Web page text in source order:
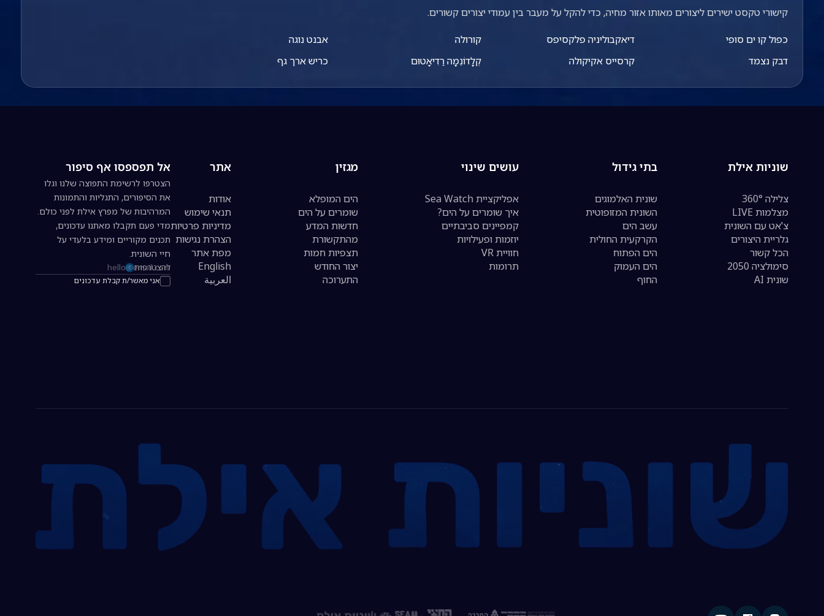
קישורי טקסט ישירים ליצורים מאותו אזור מחיה, כדי להקל על מעבר בין עמודי יצורים קשורים.
כפול קו ים סופי
דבק נצמד
דיאקבוליניה פלקסיפס
קרסייס אקיקולה
קורולה
קְלָדוֹנֵמָה רַדִיאָטוּם
אבנט נוגה
כריש ארך גף
שוניות אילת
צלילה 360°
מצלמות LIVE
צ'אט עם השונית
גלריית היצורים
הכל קשור
סימולציה 2050
שונית AI
בתי גידול
שונית האלמוגים
השונית המזופוטית
עשב הים
הקרקעית החולית
הים הפתוח
הים העמוק
החוף
עושים שינוי
אפליקציית Sea Watch
איך שומרים על הים?
קמפיינים סביבתיים
יוזמות ופעילויות
חוויית VR
תרומות
מגזין
הים המופלא
שומרים על הים
חדשות המדע
מהתקשורת
תצפיות חמות
יצור החודש
התערוכה
אתר
אודות
תנאי שימוש
מדיניות פרטיות
הצהרת נגישות
מפת אתר
English
العربية
אל תפספסו אף סיפור
הצטרפו לרשימת התפוצה שלנו וגלו
את הסיפורים, התגליות והתמונות
המרהיבות של מפרץ אילת לפני כולם.
מדי פעם תקבלו מאתנו עדכונים,
תכנים מקוריים ומידע בלעדי על
חיי השונית.
כתובת אימייל להרשמה לניוזלטר
אני מאשר/ת קבלת עדכונים
להצטרפות